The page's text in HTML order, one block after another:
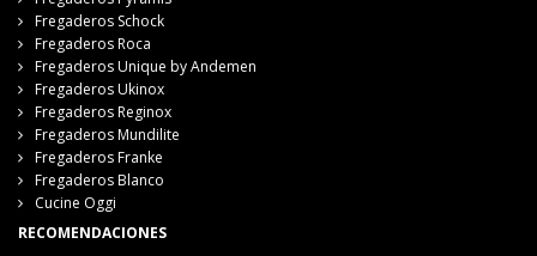
Fregaderos Schock
Fregaderos Roca
Fregaderos Unique by Andemen
Fregaderos Ukinox
Fregaderos Reginox
Fregaderos Mundilite
Fregaderos Franke
Fregaderos Blanco
Cucine Oggi
RECOMENDACIONES